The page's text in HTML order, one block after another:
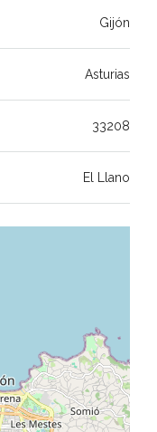
Gijón
Asturias
33208
El Llano